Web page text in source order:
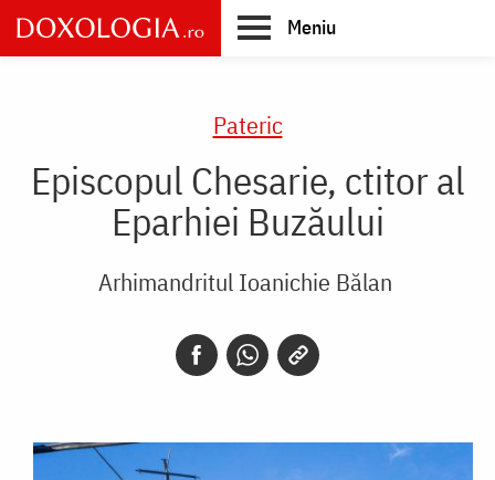
Skip
to
main
Meniu
Pateric
Episcopul Chesarie, ctitor al
Eparhiei Buzăului
Arhimandritul Ioanichie Bălan